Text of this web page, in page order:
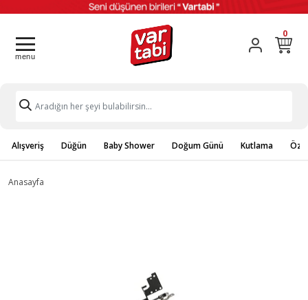
0
Alışveriş Düğün Baby Shower Doğum Günü Kutlama
Anasayfa